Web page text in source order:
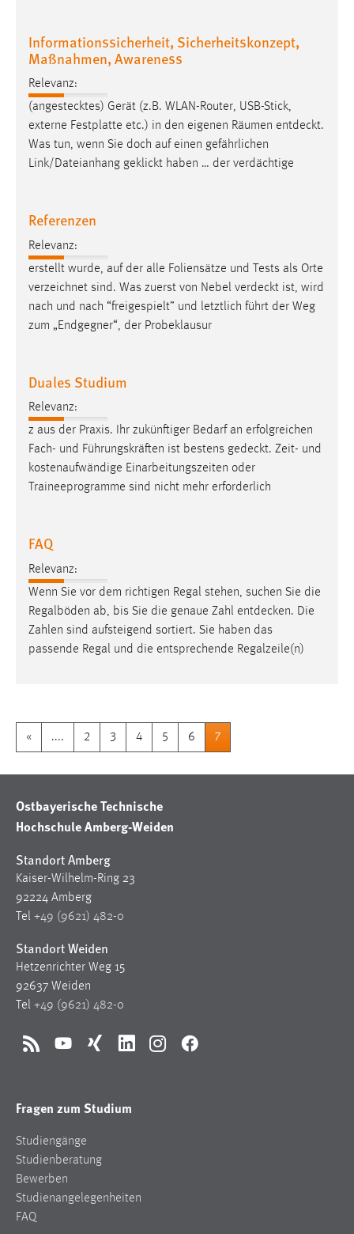
Informationssicherheit, Sicherheitskonzept,
Maßnahmen, Awareness
Relevanz:
(angestecktes) Gerät (z.B. WLAN-Router, USB-Stick,
externe Festplatte etc.) in den eigenen Räumen entdeckt.
Was tun, wenn Sie doch auf einen gefährlichen
Link/Dateianhang geklickt haben … der verdächtige
Referenzen
Relevanz:
erstellt wurde, auf der alle Foliensätze und Tests als Orte
verzeichnet sind. Was zuerst von Nebel verdeckt ist, wird
nach und nach “freigespielt” und letztlich führt der Weg
zum „Endgegner“, der Probeklausur
Duales Studium
Relevanz:
z aus der Praxis. Ihr zukünftiger Bedarf an erfolgreichen
Fach- und Führungskräften ist bestens gedeckt. Zeit- und
kostenaufwändige Einarbeitungszeiten oder
Traineeprogramme sind nicht mehr erforderlich
FAQ
Relevanz:
Wenn Sie vor dem richtigen Regal stehen, suchen Sie die
Regalböden ab, bis Sie die genaue Zahl entdecken. Die
Zahlen sind aufsteigend sortiert. Sie haben das
passende Regal und die entsprechende Regalzeile(n)
« .... 2 3 4 5 6 7
Ostbayerische Technische
Hochschule Amberg-Weiden
Standort Amberg
Kaiser-Wilhelm-Ring 23
92224 Amberg
Tel +49 (9621) 482-0
Standort Weiden
Hetzenrichter Weg 15
92637 Weiden
Tel +49 (9621) 482-0
RSS YouTubeXing LinkedInInstagramFacebook
Fragen zum Studium
Studiengänge
Studienberatung
Bewerben
Studienangelegenheiten
FAQ
einloggen zu können.
Cookie Laufzeit:
24 Stunden
STATISTIK
unsere Besucher unsere Website nutzen.
Matomo
Name:
_pk_ref, _pk_cvar, _pk_id, _pk_ses
Zweck:
Cookie Laufzeit:
MARKETING
Marketing Cookies werden von Drittanbietern
hinweg verfolgen.
Google Ads
Name:
_gcl_au
Conversion-Tracking
Cookie Laufzeit:
Facebook Pixel
_fbp
Anbieter:
Facebook
Zweck:
Conversion-Tracking
Cookie Laufzeit:
3 Monate
Plattformen anzeigen zu können, werden von diesen
YouTube